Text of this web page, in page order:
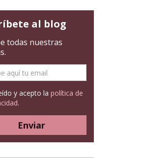
al blog
todas nuestras
y acepto la política de
.
Enviar